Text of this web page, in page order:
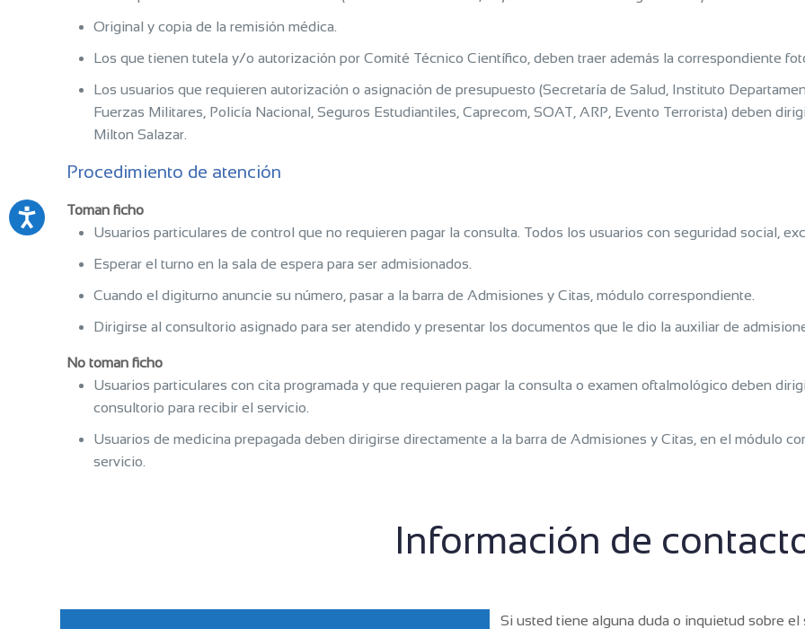
Original y copia de la remisión médica.
Los que tienen tutela y/o autorización por Comité Técnico Científico, deben traer además la correspondiente
Los usuarios que requieren autorización o asignación de presupuesto (Secretaría de Salud, Instituto
Fuerzas Militares, Policía Nacional, Seguros Estudiantiles, Caprecom, SOAT, ARP, Evento Terrorista) deben
Milton Salazar.
Procedimiento de atención
Toman ficho
Usuarios particulares de control que no requieren pagar la consulta. Todos los usuarios con seguridad social,
Esperar el turno en la sala de espera para ser admisionados.
Cuando el digiturno anuncie su número, pasar a la barra de Admisiones y Citas, módulo correspondiente.
Dirigirse al consultorio asignado para ser atendido y presentar los documentos que le dio la auxiliar de
No toman ficho
Usuarios particulares con cita programada y que requieren pagar la consulta o examen oftalmológico deben
consultorio para recibir el servicio.
Usuarios de medicina prepagada deben dirigirse directamente a la barra de Admisiones y Citas, en el módulo
servicio.
Información de
Si usted tiene alguna duda o inquietud sobre